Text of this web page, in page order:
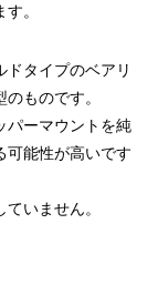
。
タイプのベアリ
ものです。
パーマウントを純
可能性が高いです
いません。